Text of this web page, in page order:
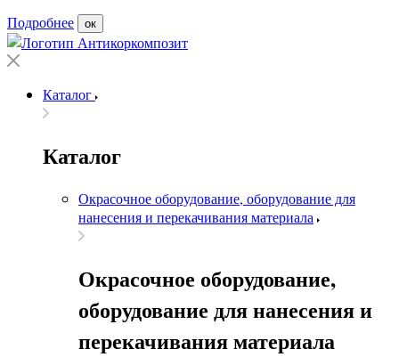
Подробнее
ок
Каталог
Каталог
Окрасочное оборудование, оборудование для
нанесения и перекачивания материала
Окрасочное оборудование,
оборудование для нанесения и
перекачивания материала